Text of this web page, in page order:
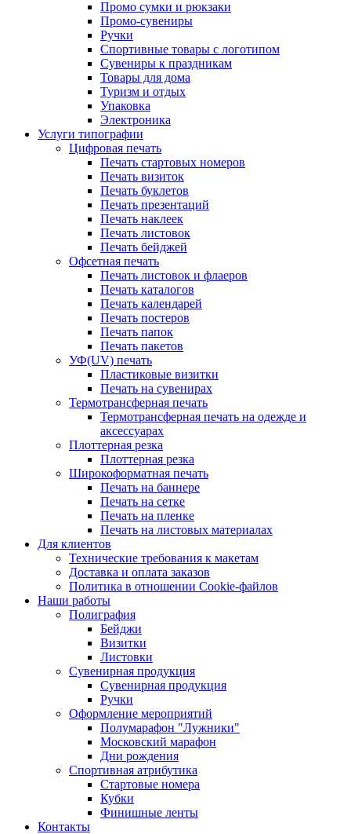
Промо сумки и рюкзаки
Промо-сувениры
Ручки
Спортивные товары с логотипом
Сувениры к праздникам
Товары для дома
Туризм и отдых
Упаковка
Электроника
Услуги типографии
Цифровая печать
Печать стартовых номеров
Печать визиток
Печать буклетов
Печать презентаций
Печать наклеек
Печать листовок
Печать бейджей
Офсетная печать
Печать листовок и флаеров
Печать каталогов
Печать календарей
Печать постеров
Печать папок
Печать пакетов
УФ(UV) печать
Пластиковые визитки
Печать на сувенирах
Термотрансферная печать
Термотрансферная печать на одежде и
аксессуарах
Плоттерная резка
Плоттерная резка
Широкоформатная печать
Печать на баннере
Печать на сетке
Печать на пленке
Печать на листовых материалах
Для клиентов
Технические требования к макетам
Доставка и оплата заказов
Политика в отношении Cookie-файлов
Наши работы
Полиграфия
Бейджи
Визитки
Листовки
Сувенирная продукция
Сувенирная продукция
Ручки
Оформление мероприятий
Полумарафон "Лужники"
Московский марафон
Дни рождения
Спортивная атрибутика
Стартовые номера
Кубки
Финишные ленты
Контакты